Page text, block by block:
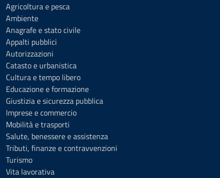
Agricoltura e pesca
Ambiente
Anagrafe e stato civile
Appalti pubblici
Autorizzazioni
Catasto e urbanistica
Cultura e tempo libero
Educazione e formazione
Giustizia e sicurezza pubblica
Imprese e commercio
Mobilità e trasporti
Salute, benessere e assistenza
Tributi, finanze e contravvenzioni
Turismo
Vita lavorativa